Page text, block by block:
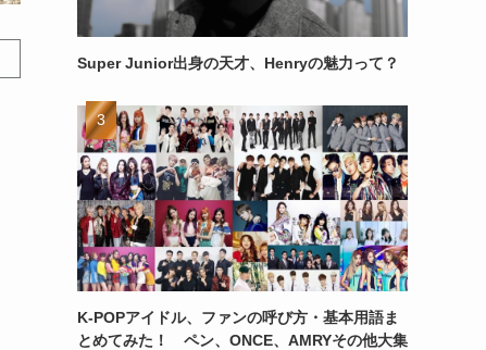
Super Junior出身の天才、Henryの魅力って？
K-POPアイドル、ファンの呼び方・基本用語ま
とめてみた！ ペン、ONCE、AMRYその他大集